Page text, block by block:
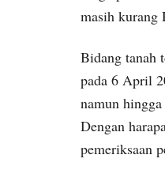
masih kurang
Bidang tanah
pada 6 April
namun
Dengan
pemeriksaan